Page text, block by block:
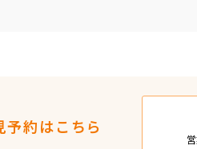
約はこちら